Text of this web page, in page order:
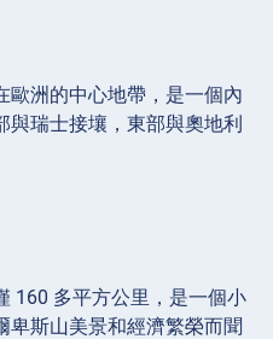
歐洲的中心地帶，是一個內
與瑞士接壤，東部與奧地利
160 多平方公里，是一個小
卑斯山美景和經濟繁榮而聞